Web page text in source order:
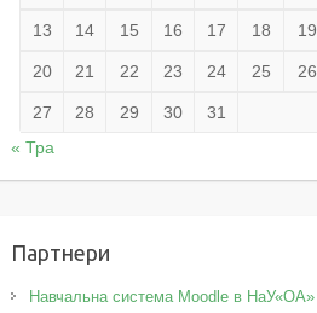
13 14 15 16 17 18 19
20 21 22 23 24 25 26
27 28 29 30
31
« Тра
Партнери
Навчальна система Moodle в НаУ«ОА»